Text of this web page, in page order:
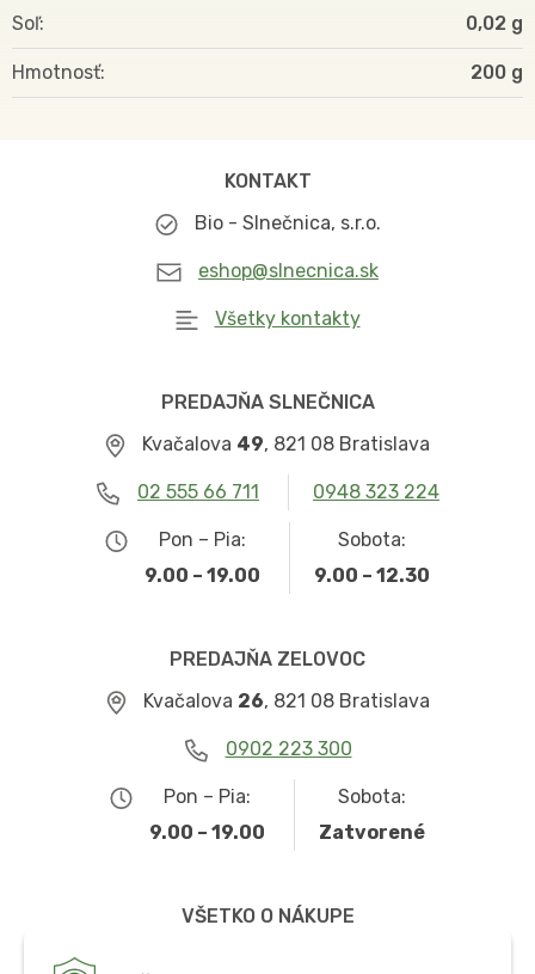
Soľ 0,02 g
Hmotnosť 200
KONTAKT
Bio - Slnečnica, s.r.o.
eshop@slnecnica.sk
Všetky kontakty
PREDAJŇA SLNEČNICA
Kvačalova 49, 821 08 Bratislava
02 555 66 711 0948 323 224
Pon – Pia:
9.00 – 19.00
Sobota:
9.00 – 12.30
PREDAJŇA ZELOVOC
Kvačalova 26, 821 08 Bratislava
0902 223 300
Pon – Pia:
9.00 – 19.00
Sobota:
Zatvorené
VŠETKO O NÁKUPE